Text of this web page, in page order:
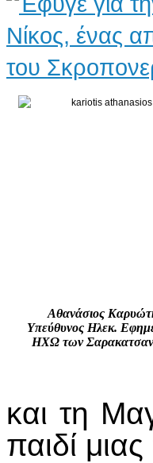
Αθανάσιος
Υπεύθυνος Ηλεκ.
ΗΧΩ των
και τη
παιδί